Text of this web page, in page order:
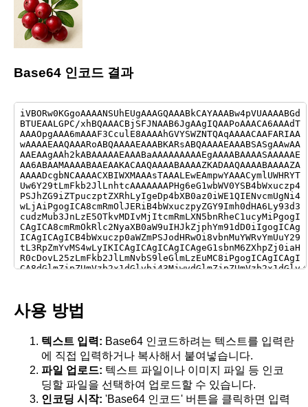
Base64 인코드 결과
사용 방법
텍스트 입력: Base64 인코드하려는 텍스트를 입력란
에 직접 입력하거나 복사해서 붙여넣습니다.
파일 업로드: 텍스트 파일이나 이미지 파일 등 인코
딩할 파일을 선택하여 업로드할 수 있습니다.
인코딩 시작: 'Base64 인코드' 버튼을 클릭하면 입력